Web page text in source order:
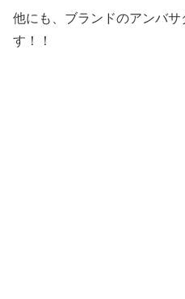
他にも、ブランドのアンバ
す！！